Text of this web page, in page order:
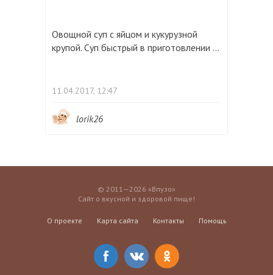
Овощной суп с яйцом и кукурузной
крупой. Суп быстрый в приготовлении ...
11.04.2017, 12:47
lorik26
© 2011—2026 «Впузо»
Сайт о вкусной и здоровой пище!
О проекте Карта сайта Контакты Помощь